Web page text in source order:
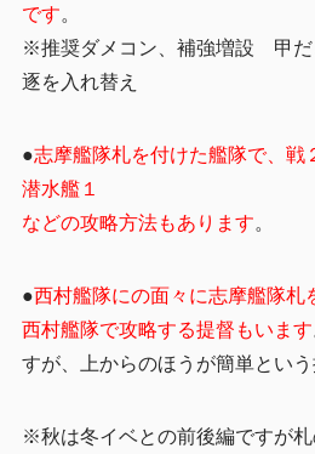
です。
※推奨ダメコン、補強増設 甲だ
逐を入れ替え
●志摩艦隊札を付けた艦隊で、戦
潜水艦１
などの攻略方法もあります。
●西村艦隊にの面々に志摩艦隊札
西村艦隊で攻略する提督もいます
すが、上からのほうが簡単という
※秋は冬イベとの前後編ですが